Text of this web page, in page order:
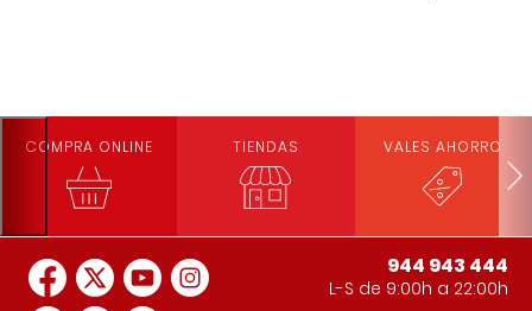
COMPRA ONLINE TIENDAS VALES AHORRO
944 943 444
L-S de 9:00h a 22:00h